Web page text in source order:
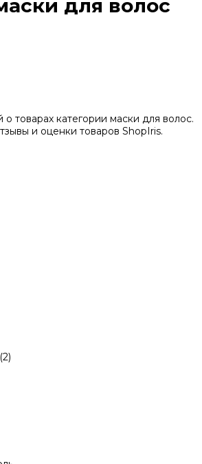
для волос
товарах категории маски для волос.
и оценки товаров ShopIris.
(2)